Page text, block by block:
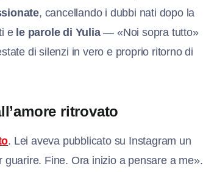
, cancellando i dubbi nati dopo la
e le parole di Yulia— «Noi sopra tutto»
di silenzi in vero e proprio ritorno di
ritrovato
. Lei aveva pubblicato su Instagram un
Fine. Ora inizio a pensare a me».